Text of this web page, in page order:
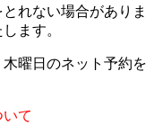
れない場合がありま
ます。
曜日のネット予約を
て